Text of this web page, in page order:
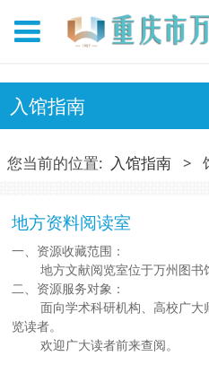
入馆指南
您当前的位置: 入馆指南 >
地方资料阅读室
一、资源收藏范围：
地方文献阅览室位于万州图书
二、资源服务对象：
面向学术科研机构、高校广大
览读者。
欢迎广大读者前来查阅。